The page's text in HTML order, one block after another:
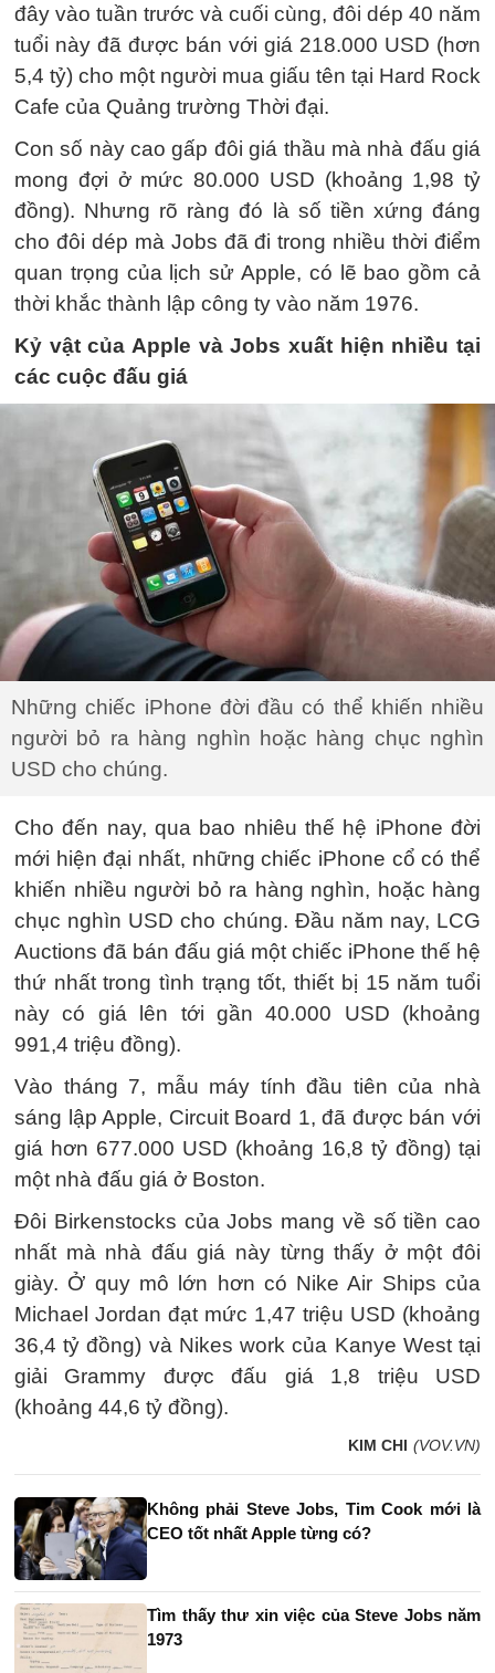
đây vào tuần trước và cuối cùng, đôi dép 40 năm
tuổi này đã được bán với giá 218.000 USD (hơn
5,4 tỷ) cho một người mua giấu tên tại Hard Rock
Cafe của Quảng trường Thời đại.
Con số này cao gấp đôi giá thầu mà nhà đấu giá
mong đợi ở mức 80.000 USD (khoảng 1,98 tỷ
đồng). Nhưng rõ ràng đó là số tiền xứng đáng
cho đôi dép mà Jobs đã đi trong nhiều thời điểm
quan trọng của lịch sử Apple, có lẽ bao gồm cả
thời khắc thành lập công ty vào năm 1976.
Kỷ vật của Apple và Jobs xuất hiện nhiều tại
các cuộc đấu giá
Những chiếc iPhone đời đầu có thể khiến nhiều
người bỏ ra hàng nghìn hoặc hàng chục nghìn
USD cho chúng.
Cho đến nay, qua bao nhiêu thế hệ iPhone đời
mới hiện đại nhất, những chiếc iPhone cổ có thể
khiến nhiều người bỏ ra hàng nghìn, hoặc hàng
chục nghìn USD cho chúng. Đầu năm nay, LCG
Auctions đã bán đấu giá một chiếc iPhone thế hệ
thứ nhất trong tình trạng tốt, thiết bị 15 năm tuổi
này có giá lên tới gần 40.000 USD (khoảng
991,4 triệu đồng).
Vào tháng 7, mẫu máy tính đầu tiên của nhà
sáng lập Apple, Circuit Board 1, đã được bán với
giá hơn 677.000 USD (khoảng 16,8 tỷ đồng) tại
một nhà đấu giá ở Boston.
Đôi Birkenstocks của Jobs mang về số tiền cao
nhất mà nhà đấu giá này từng thấy ở một đôi
giày. Ở quy mô lớn hơn có Nike Air Ships của
Michael Jordan đạt mức 1,47 triệu USD (khoảng
36,4 tỷ đồng) và Nikes work của Kanye West tại
giải Grammy được đấu giá 1,8 triệu USD
(khoảng 44,6 tỷ đồng).
KIM CHI (VOV.VN)
Không phải Steve Jobs, Tim Cook mới là
CEO tốt nhất Apple từng có?
Tìm thấy thư xin việc của Steve Jobs năm
1973